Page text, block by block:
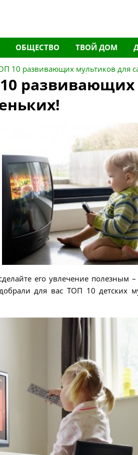
ОБЩЕСТВО ТВОЙ ДОМ
10 развивающих мультиков для
развивающих
его увлечение полезным
для вас ТОП 10 детских